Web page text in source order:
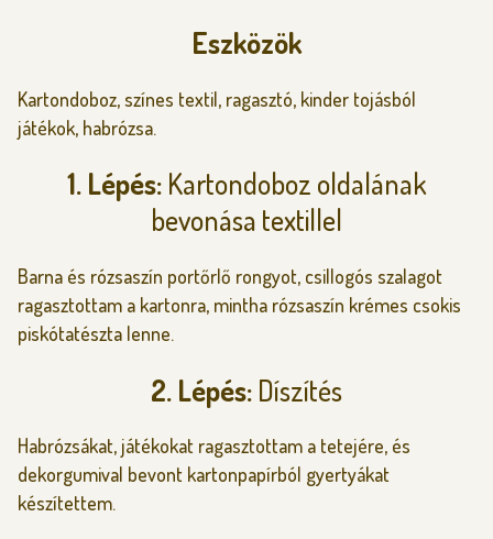
Eszközök
Kartondoboz, színes textil, ragasztó, kinder tojásból
játékok, habrózsa.
1. Lépés: Kartondoboz oldalának
bevonása textillel
Barna és rózsaszín portőrlő rongyot, csillogós szalagot
ragasztottam a kartonra, mintha rózsaszín krémes csokis
piskótatészta lenne.
2. Lépés: Díszítés
Habrózsákat, játékokat ragasztottam a tetejére, és
dekorgumival bevont kartonpapírból gyertyákat
készítettem.